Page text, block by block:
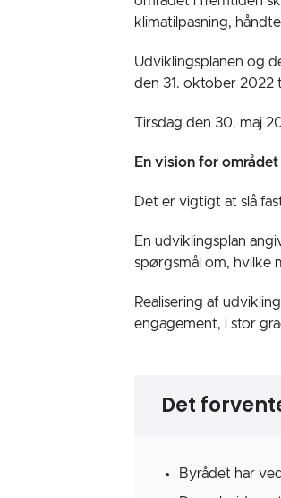
klimatilpasning,
Udviklingsplanen og
den 31. oktober 2022
Tirsdag den 30. maj
En vision for området
Det er vigtigt at slå
En udviklingsplan
spørgsmål om, hvilke
Realisering af
engagement, i stor
Det
Byrådet har